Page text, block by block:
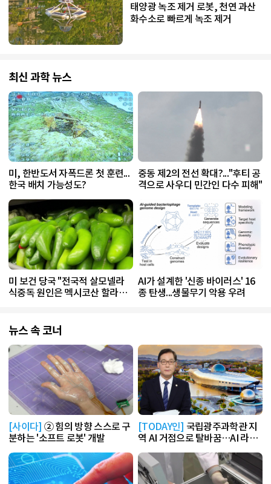
태양광 녹조 제거 로봇, 천연 과산
화수소로 빠르게 녹조 제거
최신 과학 뉴스
미, 한반도서 자폭드론 첫 훈련...
한국 배치 가능성도?
중동 제2의 전선 확대?..."후티 공
격으로 사우디 민간인 다수 피해"
미 보건 당국 "전국적 살모넬라
식중독 원인은 멕시코산 할라피
AI가 설계한 '신종 바이러스' 16
종 탄생...생물무기 악용 우려
뉴스 속 코너
[사이다] ② 힘의 방향 스스로 구
분하는 '소프트 로봇' 개발
[TODAY인] 국립광주과학관 지
역 AI 거점으로 탈바꿈…AI 라운